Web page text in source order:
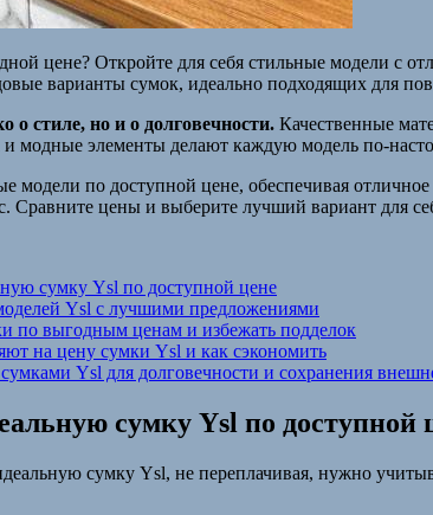
цене? Откройте для себя стильные модели с
варианты сумок, идеально подходящих для
о стиле, но и о долговечности. Качественные
и модные элементы делают каждую модель по-
модели по доступной цене, обеспечивая
Сравните цены и выберите лучший вариант для
сумку Ysl по доступной цене
Ysl с лучшими предложениями
по выгодным ценам и избежать подделок
на цену сумки Ysl и как сэкономить
Ysl для долговечности и сохранения
сумку Ysl по доступной
сумку Ysl, не переплачивая, нужно